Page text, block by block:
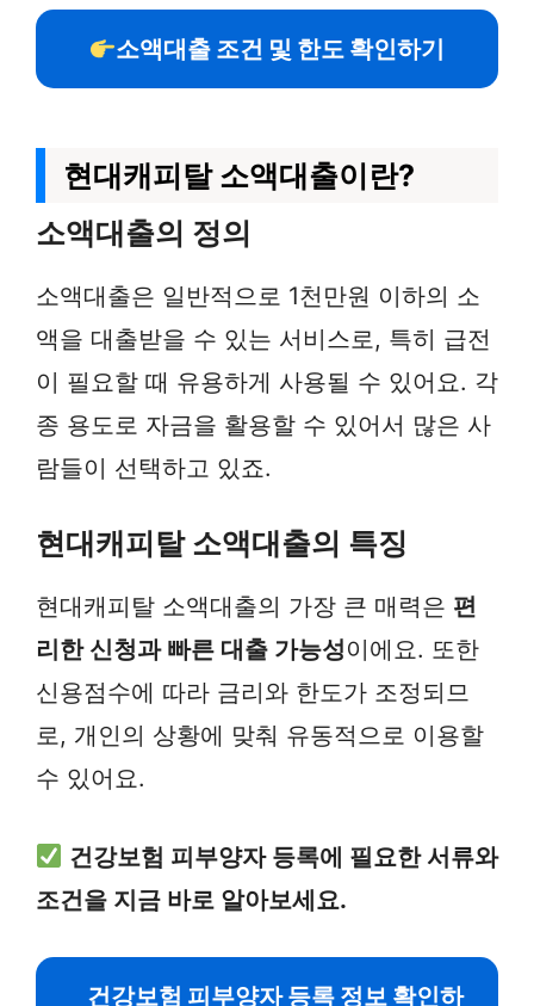
소액대출 조건 및 한도 확인하기
현대캐피탈 소액대출이란?
소액대출의 정의
소액대출은 일반적으로 1천만원 이하의 소
액을 대출받을 수 있는 서비스로, 특히 급전
이 필요할 때 유용하게 사용될 수 있어요. 각
종 용도로 자금을 활용할 수 있어서 많은 사
람들이 선택하고 있죠.
현대캐피탈 소액대출의 특징
현대캐피탈 소액대출의 가장 큰 매력은 편
리한 신청과 빠른 대출 가능성이에요. 또한
신용점수에 따라 금리와 한도가 조정되므
로, 개인의 상황에 맞춰 유동적으로 이용할
수 있어요.
건강보험 피부양자 등록에 필요한 서류와
조건을 지금 바로 알아보세요.
건강보험 피부양자 등록 정보 확인하